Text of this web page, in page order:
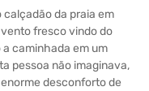
calçadão da praia em
fresco vindo do
caminhada em um
pessoa não imaginava,
desconforto de